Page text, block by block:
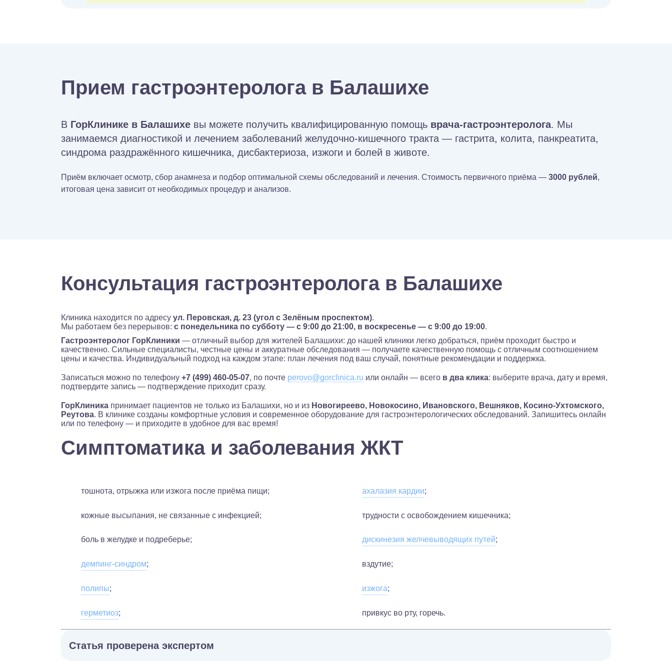
Прием гастроэнтеролога в Балашихе
В ГорКлинике в Балашихе вы можете получить квалифицированную помощь врача-гастроэнтеролога. Мы
занимаемся диагностикой и лечением заболеваний желудочно-кишечного тракта — гастрита, колита, панкреатита,
синдрома раздражённого кишечника, дисбактериоза, изжоги и болей в животе.
Приём включает осмотр, сбор анамнеза и подбор оптимальной схемы обследований и лечения. Стоимость первичного приёма — 3000 рублей,
итоговая цена зависит от необходимых процедур и анализов.
Консультация гастроэнтеролога в Балашихе
Клиника находится по адресу ул. Перовская, д. 23 (угол с Зелёным проспектом).
Мы работаем без перерывов: с понедельника по субботу — с 9:00 до 21:00, в воскресенье — с 9:00 до 19:00.
Гастроэнтеролог ГорКлиники — отличный выбор для жителей Балашихи: до нашей клиники легко добраться, приём проходит быстро и
качественно. Сильные специалисты, честные цены и аккуратные обследования — получаете качественную помощь с отличным соотношением
цены и качества. Индивидуальный подход на каждом этапе: план лечения под ваш случай, понятные рекомендации и поддержка.
Записаться можно по телефону +7 (499) 460-05-07, по почте perovo@gorclinica.ru или онлайн — всего в два клика: выберите врача, дату и время,
подтвердите запись — подтверждение приходит сразу.
ГорКлиника принимает пациентов не только из Балашихи, но и из Новогиреево, Новокосино, Ивановского, Вешняков, Косино-Ухтомского,
Реутова. В клинике созданы комфортные условия и современное оборудование для гастроэнтерологических обследований. Запишитесь онлайн
или по телефону — и приходите в удобное для вас время!
Симптоматика и заболевания ЖКТ
тошнота, отрыжка или изжога после приёма пищи; ахалазия кардии;
кожные высыпания, не связанные с инфекцией; трудности с освобождением кишечника;
боль в желудке и подреберье; дискинезия желчевыводящих путей;
демпинг-синдром; вздутие;
полипы; изжога;
герметиоз; привкус во рту, горечь.
Статья проверена экспертом